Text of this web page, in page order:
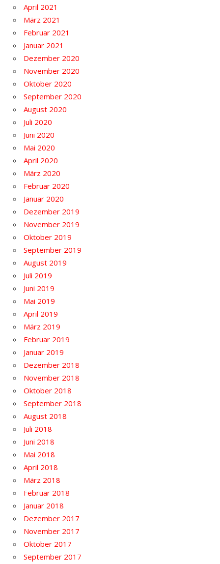
April 2021
März 2021
Februar 2021
Januar 2021
Dezember 2020
November 2020
Oktober 2020
September 2020
August 2020
Juli 2020
Juni 2020
Mai 2020
April 2020
März 2020
Februar 2020
Januar 2020
Dezember 2019
November 2019
Oktober 2019
September 2019
August 2019
Juli 2019
Juni 2019
Mai 2019
April 2019
März 2019
Februar 2019
Januar 2019
Dezember 2018
November 2018
Oktober 2018
September 2018
August 2018
Juli 2018
Juni 2018
Mai 2018
April 2018
März 2018
Februar 2018
Januar 2018
Dezember 2017
November 2017
Oktober 2017
September 2017